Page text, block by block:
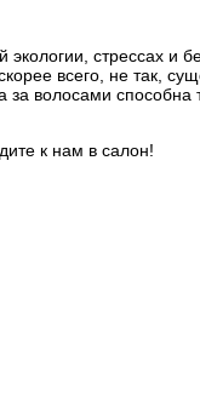
стрессах и
всего, не так,
волосами способна
к нам в салон!